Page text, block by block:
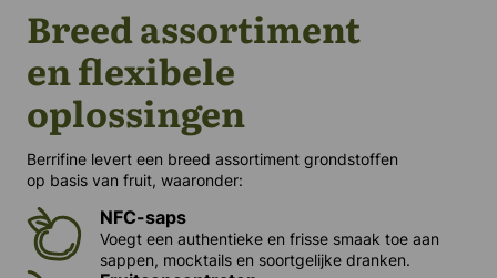
Breed assortiment
en flexibele
oplossingen
Berrifine levert een breed assortiment grondstoffen
op basis van fruit, waaronder:
NFC-saps
Voegt een authentieke en frisse smaak toe aan
sappen, mocktails en soortgelijke dranken.